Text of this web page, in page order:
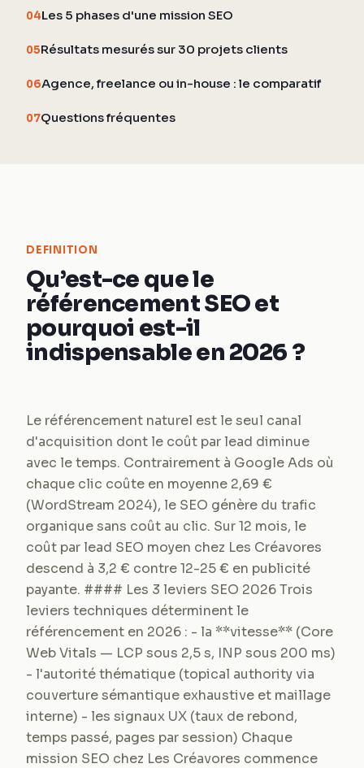
04Les 5 phases d'une mission SEO
05Résultats mesurés sur 30 projets clients
06Agence, freelance ou in-house : le comparatif
07Questions fréquentes
DEFINITION
Qu’est-ce que le
référencement SEO et
pourquoi est-il
indispensable en 2026 ?
Le référencement naturel est le seul canal
d'acquisition dont le coût par lead diminue
avec le temps. Contrairement à Google Ads où
chaque clic coûte en moyenne 2,69 €
(WordStream 2024), le SEO génère du trafic
organique sans coût au clic. Sur 12 mois, le
coût par lead SEO moyen chez Les Créavores
descend à 3,2 € contre 12-25 € en publicité
payante. #### Les 3 leviers SEO 2026 Trois
leviers techniques déterminent le
référencement en 2026 : - la **vitesse** (Core
Web Vitals — LCP sous 2,5 s, INP sous 200 ms)
- l'autorité thématique (topical authority via
couverture sémantique exhaustive et maillage
interne) - les signaux UX (taux de rebond,
temps passé, pages par session) Chaque
mission SEO chez Les Créavores commence